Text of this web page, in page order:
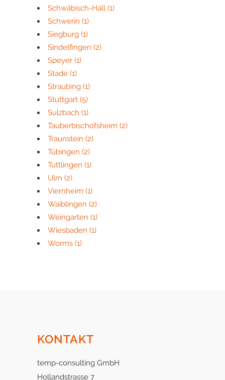
Schwäbisch-Hall (1)
Schwerin (1)
Siegburg (1)
Sindelfingen (2)
Speyer (1)
Stade (1)
Straubing (1)
Stuttgart (5)
Sulzbach (1)
Tauberbischofsheim (2)
Traunstein (2)
Tübingen (2)
Tuttlingen (1)
Ulm (2)
Viernheim (1)
Waiblingen (2)
Weingarten (1)
Wiesbaden (1)
Worms (1)
KONTAKT
temp-consulting GmbH
Hollandstrasse 7